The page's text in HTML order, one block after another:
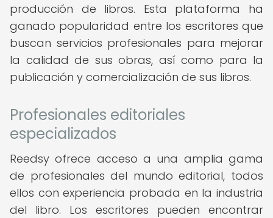
producción de libros. Esta plataforma ha
ganado popularidad entre los escritores que
buscan servicios profesionales para mejorar
la calidad de sus obras, así como para la
publicación y comercialización de sus libros.
Profesionales editoriales
especializados
Reedsy ofrece acceso a una amplia gama
de profesionales del mundo editorial, todos
ellos con experiencia probada en la industria
del libro. Los escritores pueden encontrar